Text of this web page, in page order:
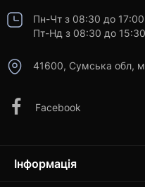
Пн-Чт з 08:30 до
Пт-Нд з 08:30 до 15:30
41600, Сумська обл,
Facebook
Інформація